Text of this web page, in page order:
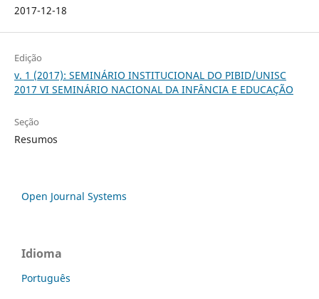
2017-12-18
Edição
v. 1 (2017): SEMINÁRIO INSTITUCIONAL DO PIBID/UNISC
2017 VI SEMINÁRIO NACIONAL DA INFÂNCIA E EDUCAÇÃO
Seção
Resumos
Open Journal Systems
Idioma
Português